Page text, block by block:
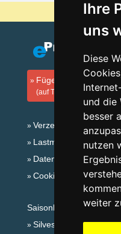
Ihre
uns
Diese
und die
besser
nutzen
weiter
Warum sind
Fügen Sie Ihre
(auf Tschechisch)
Verzeichnis der
Lastminute
Datenschutz
Cookies
Saisonlinks:
Silvester